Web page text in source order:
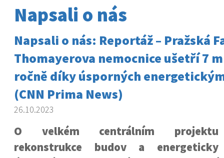
Napsali o nás
Napsali o nás: Reportáž – Pražská
Thomayerova nemocnice ušetří 7
ročně díky úsporných
(CNN Prima News)
26.10.2023
O velkém centrálním projektu
rekonstrukce budov a energeticky